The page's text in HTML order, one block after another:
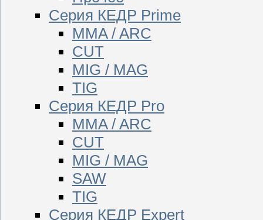
Серия КЕДР Prime
MMA / ARC
CUT
MIG / MAG
TIG
Серия КЕДР Pro
MMA / ARC
CUT
MIG / MAG
SAW
TIG
Серия КЕДР Expert